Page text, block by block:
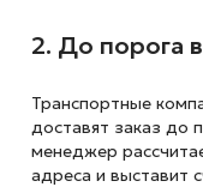
2. До порога
Транспортные
доставят заказ до
менеджер
адреса и выставит